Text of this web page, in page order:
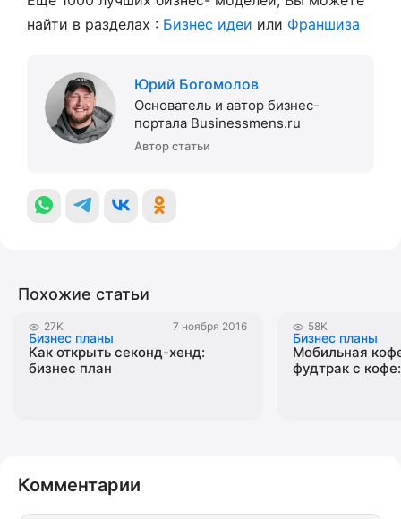
найти в разделах : Бизнес идеи или Франшиза
Юрий Богомолов
Основатель и автор бизнес-
портала Businessmens.ru
Автор статьи
Похожие статьи
27K 7 ноября 2016
Бизнес планы
Как открыть секонд-хенд:
бизнес план
58K
Бизнес планы
Мобильная
фудтрак с
Комментарии